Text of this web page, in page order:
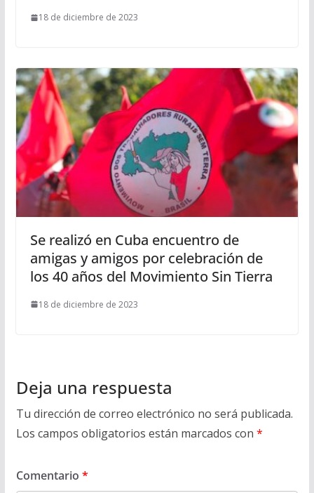
18 de diciembre de 2023
Se realizó en Cuba encuentro de
amigas y amigos por celebración de
los 40 años del Movimiento Sin Tierra
18 de diciembre de 2023
Deja una respuesta
Tu dirección de correo electrónico no será publicada.
Los campos obligatorios están marcados con *
Comentario *